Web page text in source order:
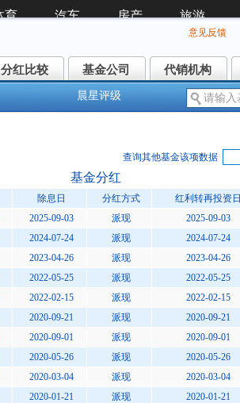
意见反馈
分红比较
分红比较 基金公司
基金公司 代销机构
代销机构
晨星评级
查询其他基金该项数据
基金分红
除息日 分红方式 红利转再投资日
2025-09-03 派现 2025-09-03
2024-07-24 派现 2024-07-24
2023-04-26 派现 2023-04-26
2022-05-25 派现 2022-05-25
2022-02-15 派现 2022-02-15
2020-09-21 派现 2020-09-21
2020-09-01 派现 2020-09-01
2020-05-26 派现 2020-05-26
2020-03-04 派现 2020-03-04
2020-01-21 派现 2020-01-21